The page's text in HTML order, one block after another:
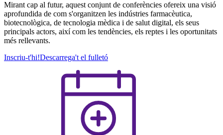
Mirant cap al futur, aquest conjunt de conferències ofereix una visió
aprofundida de com s'organitzen les indústries farmacèutica,
biotecnològica, de tecnologia mèdica i de salut digital, els seus
principals actors, així com les tendències, els reptes i les oportunitats
més rellevants.
Inscriu-t'hi!Descarrega't el fulletó